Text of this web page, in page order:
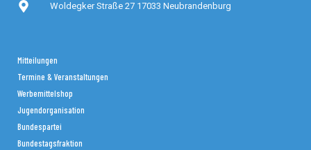
Woldegker Straße 27 17033 Neubrandenburg
Mitteilungen
Termine & Veranstaltungen
Werbemittelshop
Jugendorganisation
Bundespartei
Bundestagsfraktion